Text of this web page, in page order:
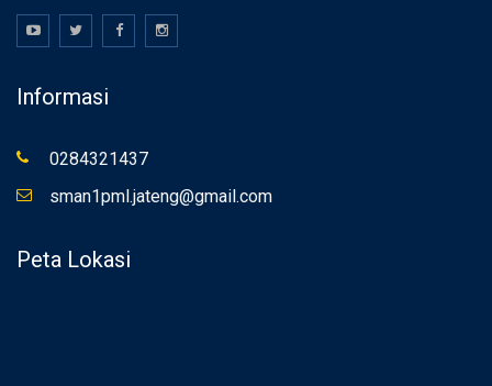
Informasi
0284321437
sman1pml.jateng@gmail.com
Peta Lokasi